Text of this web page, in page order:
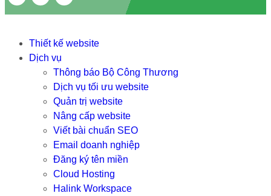
Thiết kế website
Dịch vụ
Thông báo Bộ Công Thương
Dịch vụ tối ưu website
Quản trị website
Nâng cấp website
Viết bài chuẩn SEO
Email doanh nghiệp
Đăng ký tên miền
Cloud Hosting
Halink Workspace